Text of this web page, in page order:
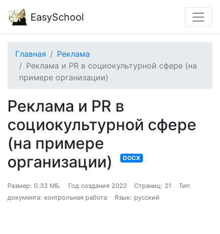
EasySchool
Главная
Реклама
Реклама и PR в социокультурной сфере (на
примере организации)
Реклама и PR в
социокультурной сфере
(на примере
организации)
DOCX
Размер: 0.33 МБ. Год создания 2022 Страниц: 21
Тип
документа: контрольная работа
Язык: русский